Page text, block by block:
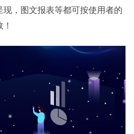
，图文报表等都可按使用者的